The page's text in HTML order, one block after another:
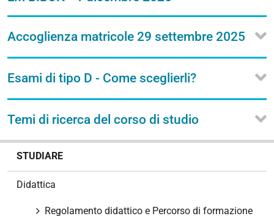
Accoglienza matricole 29 settembre 2025
Esami di tipo D - Come sceglierli?
Temi di ricerca del corso di studio
STUDIARE
Didattica
Regolamento didattico e Percorso di formazione